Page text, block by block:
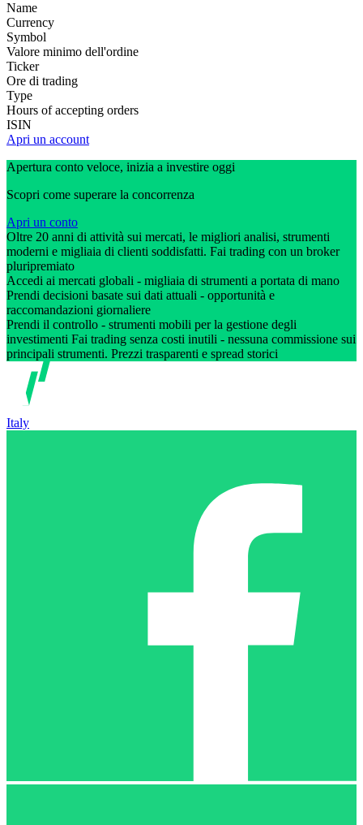
Name
Currency
Symbol
Valore minimo dell'ordine
Ticker
Ore di trading
Type
Hours of accepting orders
ISIN
Apri un account
Apertura conto veloce, inizia a investire oggi
Scopri come superare la concorrenza
Apri un conto
Oltre 20 anni di attività sui mercati, le migliori analisi, strumenti
moderni e migliaia di clienti soddisfatti. Fai trading con un broker
pluripremiato
Accedi ai mercati globali - migliaia di strumenti a portata di mano
Prendi decisioni basate sui dati attuali - opportunità e
raccomandazioni giornaliere
Prendi il controllo - strumenti mobili per la gestione degli
investimenti Fai trading senza costi inutili - nessuna commissione sui
principali strumenti. Prezzi trasparenti e spread storici
Italy